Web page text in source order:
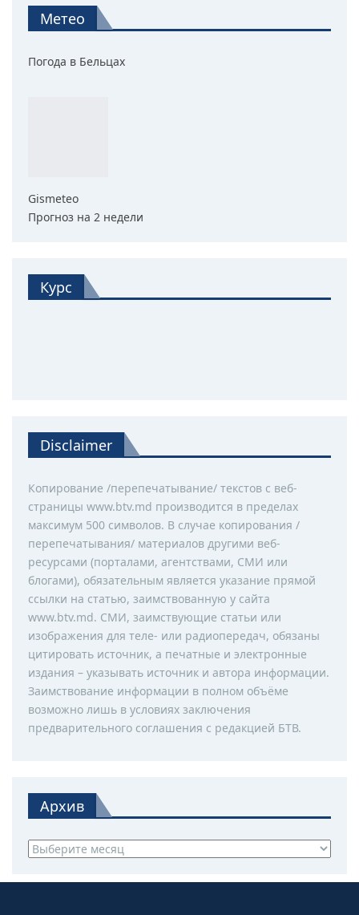
Метео
Погода в Бельцах
Gismeteo
Прогноз на 2 недели
Курс
Disclaimer
Копирование /перепечатывание/ текстов с веб-
страницы www.btv.md производится в пределах
максимум 500 символов. В случае копирования /
перепечатывания/ материалов другими веб-
ресурсами (порталами, агентствами, СМИ или
блогами), обязательным является указание прямой
ссылки на статью, заимствованную у сайта
www.btv.md. СМИ, заимствующие статьи или
изображения для теле- или радиопередач, обязаны
цитировать источник, а печатные и электронные
издания – указывать источник и автора информации.
Заимствование информации в полном объёме
возможно лишь в условиях заключения
предварительного соглашения с редакцией БТВ.
Архив
Архив